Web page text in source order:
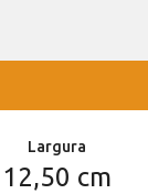
Largura
12,50 cm